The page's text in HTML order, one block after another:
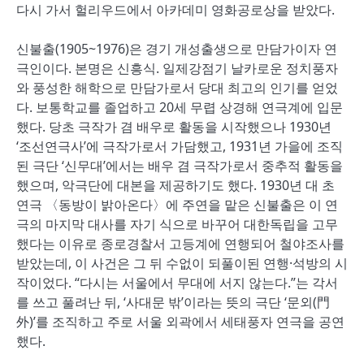
다시 가서 헐리우드에서 아카데미 영화공로상을 받았다.
신불출(1905~1976)은 경기 개성출생으로 만담가이자 연
극인이다. 본명은 신흥식. 일제강점기 날카로운 정치풍자
와 풍성한 해학으로 만담가로서 당대 최고의 인기를 얻었
다. 보통학교를 졸업하고 20세 무렵 상경해 연극계에 입문
했다. 당초 극작가 겸 배우로 활동을 시작했으나 1930년
‘조선연극사’에 극작가로서 가담했고, 1931년 가을에 조직
된 극단 ‘신무대’에서는 배우 겸 극작가로서 중추적 활동을
했으며, 악극단에 대본을 제공하기도 했다. 1930년 대 초
연극 〈동방이 밝아온다〉에 주연을 맡은 신불출은 이 연
극의 마지막 대사를 자기 식으로 바꾸어 대한독립을 고무
했다는 이유로 종로경찰서 고등계에 연행되어 철야조사를
받았는데, 이 사건은 그 뒤 수없이 되풀이된 연행·석방의 시
작이었다. “다시는 서울에서 무대에 서지 않는다.”는 각서
를 쓰고 풀려난 뒤, ‘사대문 밖’이라는 뜻의 극단 ‘문외(門
外)’를 조직하고 주로 서울 외곽에서 세태풍자 연극을 공연
했다.